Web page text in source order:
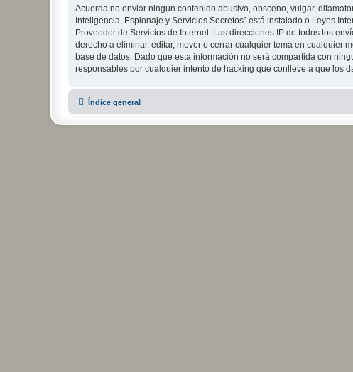
Acuerda no enviar ningun contenido abusivo, obsceno, vulgar,
Inteligencia, Espionaje y Servicios Secretos” está instalado o Leyes
Proveedor de Servicios de Internet. Las direcciones IP de todos los
derecho a eliminar, editar, mover o cerrar cualquier tema en cualquier
base de datos. Dado que esta información no será compartida con
responsables por cualquier intento de hacking que conlleve a que los
Índice general